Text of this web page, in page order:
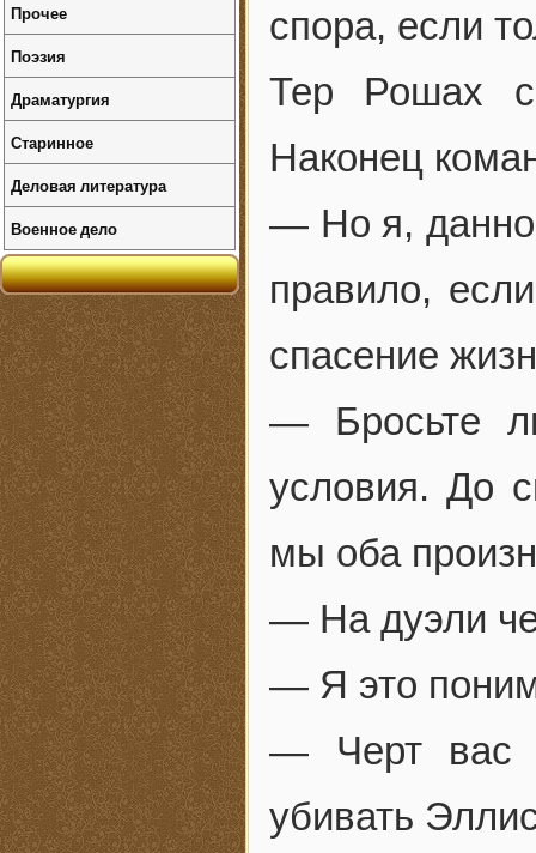
спора, если
Тер Рошах
Наконец
— Но я,
правило,
спасение
— Бросьте
условия. До
мы оба
— На дуэли
— Я это
— Черт вас
убивать
Прочее
Поэзия
Драматургия
Старинное
Деловая литература
Военное дело